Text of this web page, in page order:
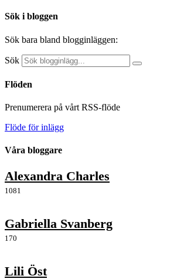
Sök i bloggen
Sök bara bland blogginläggen:
Sök
Flöden
Prenumerera på vårt RSS-flöde
Flöde för inlägg
Våra bloggare
Alexandra Charles
1081
Gabriella Svanberg
170
Lili Öst